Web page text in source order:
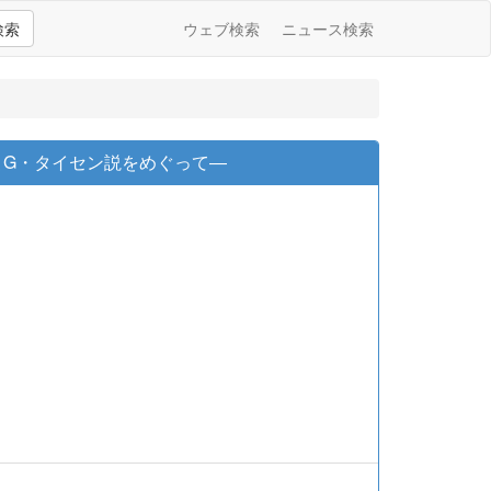
索 ウェブ検索 ニュース検索
・タイセン説をめぐって―